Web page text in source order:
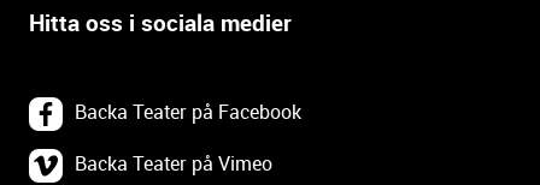
Prao, praktik och lediga tjänster
Göteborgs Stadsteater
Tillgänglighetsdatabasen
Om webbplatsen
Tillgänglighetsredogörelse
Hitta oss i sociala medier
Backa Teater på Facebook
Backa Teater på Vimeo